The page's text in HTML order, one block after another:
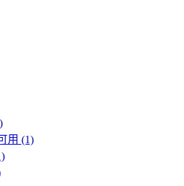
用 (1)